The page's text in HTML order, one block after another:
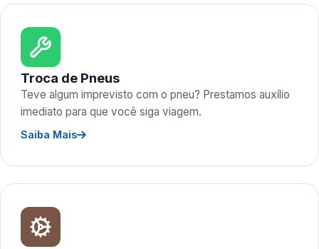
Troca de Pneus
Teve algum imprevisto com o pneu? Prestamos auxílio
imediato para que você siga viagem.
Saiba Mais